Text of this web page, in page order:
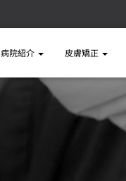
病院紹介 皮膚矯正